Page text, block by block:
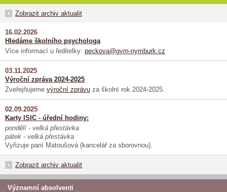
Zobrazit archiv aktualit
16.02.2026
Hledáme školního psychologa
Více informací u ředitelky: peckova@gym-nymburk.cz
03.11.2025
Výroční zpráva 2024-2025
Zveřejňujeme výroční zprávu za školní rok 2024-2025.
02.09.2025
Karty ISIC - úřední hodiny:
pondělí - velká přestávka
pátek - velká přestávka
Vyřizuje paní Matoušová (kancelář za sborovnou).
Zobrazit archiv aktualit
Významní absolventi